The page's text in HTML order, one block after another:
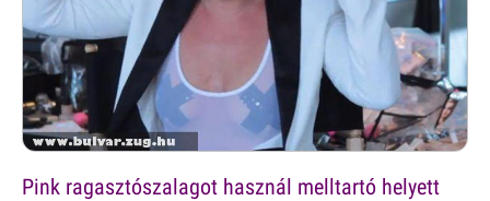
Pink ragasztószalagot használ melltartó helyett